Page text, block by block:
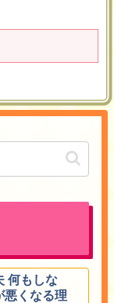
何もしな
悪くなる理